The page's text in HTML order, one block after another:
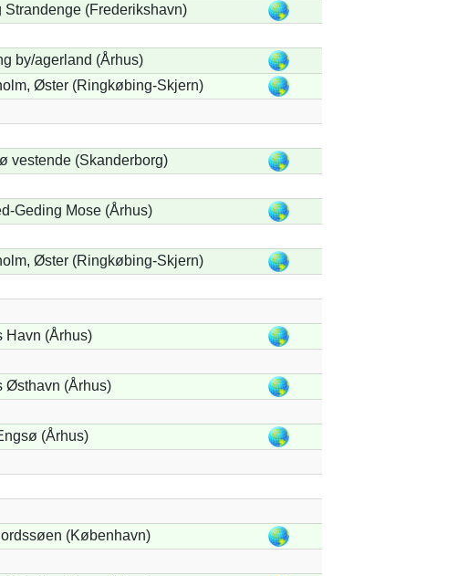
Strandenge (Frederikshavn)
by/agerland (Århus)
Øster (Ringkøbing-Skjern)
vestende (Skanderborg)
Geding Mose (Århus)
Øster (Ringkøbing-Skjern)
Havn (Århus)
Østhavn (Århus)
(Århus)
(København)